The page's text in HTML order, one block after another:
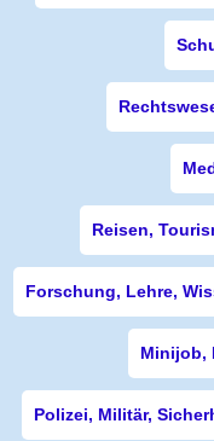
Reisen,
Forschung, Lehre,
Minijob,
Polizei, Militär,